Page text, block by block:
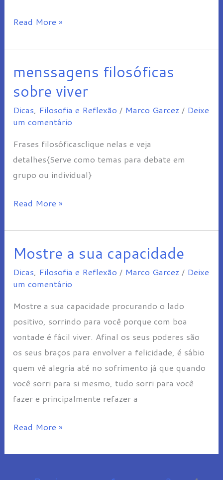
Read More »
menssagens filosóficas
sobre viver
Dicas, Filosofia e Reflexão / Marco Garcez / Deixe
um comentário
Frases filosóficasclique nelas e veja
detalhes{Serve como temas para debate em
grupo ou individual}
menssagens
filosóficas
sobre
viver
Read More »
Mostre a sua capacidade
Dicas, Filosofia e Reflexão / Marco Garcez / Deixe
um comentário
Mostre a sua capacidade procurando o lado
positivo, sorrindo para você porque com boa
vontade é fácil viver. Afinal os seus poderes são
os seus braços para envolver a felicidade, é sábio
quem vê alegria até no sofrimento já que quando
você sorri para si mesmo, tudo sorri para você
fazer e principalmente refazer a
Mostre
sua
Read More »